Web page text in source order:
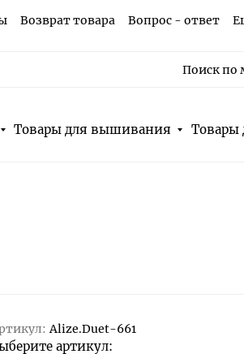
Возврат товара Вопрос - ответ
Поиск по
Товары для вышивания Товары
Alize.Duet-661
артикул: